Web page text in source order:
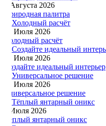
1 Августа 2026
Природная палитра
22 Июля 2026
Холодный расчёт
19 Июля 2026
Создайте идеальный интерьер
13 Июля 2026
Универсальное решение
6 Июля 2026
Тёплый янтарный оникс